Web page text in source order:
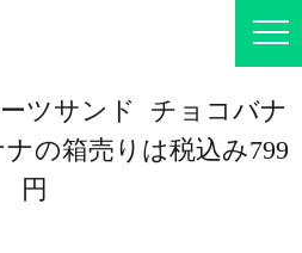
ツサンド ️ チョコバナ
の箱売りは税込み799
円️